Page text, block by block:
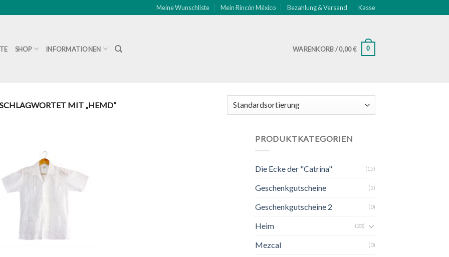
Meine Wunschliste Mein Rincón México Bezahlung & Versand Kasse
SHOP INFORMATIONEN WARENKORB /0,00€ 0
MIT „HEMD“
hinzufügen
PRODUKTKATEGORIEN
Die Ecke der "Catrina" (15)
Geschenkgutscheine (5)
Geschenkgutscheine 2 (0)
Heim (23)
Mezcal (0)